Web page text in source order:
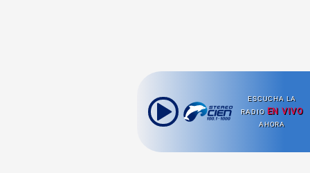
ESCUCHA LA
RADIO EN VIVO
AHORA